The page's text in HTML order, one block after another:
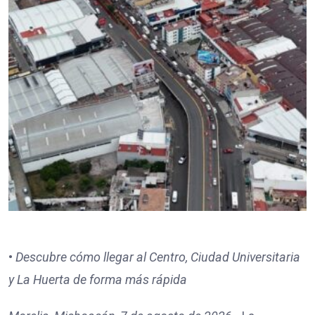
• Descubre cómo llegar al Centro, Ciudad Universitaria
y La Huerta de forma más rápida